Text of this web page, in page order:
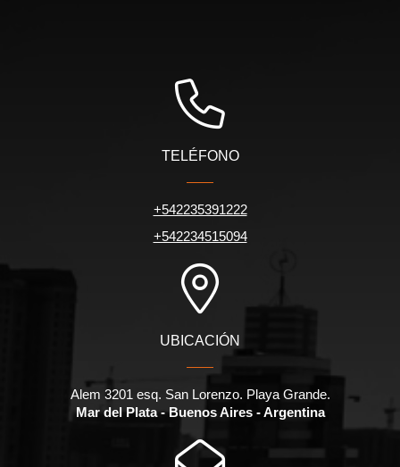
TELÉFONO
+542235391222
+542234515094
UBICACIÓN
Alem 3201 esq. San Lorenzo. Playa Grande.
Mar del Plata - Buenos Aires - Argentina